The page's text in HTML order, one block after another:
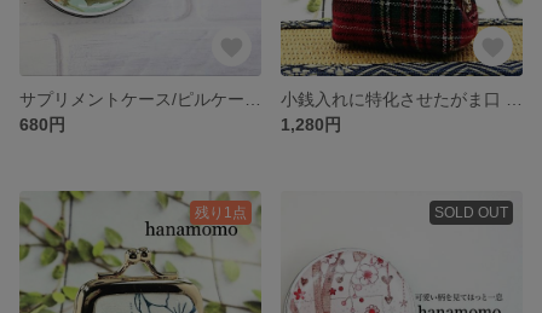
680円
1,280円
残り1点 SOLD OUT